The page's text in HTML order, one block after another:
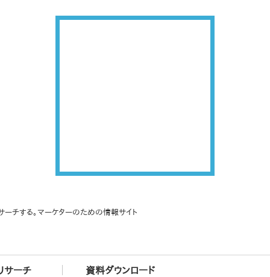
ーチする。マーケターのための情報サイト
サーチ 資料ダウンロード